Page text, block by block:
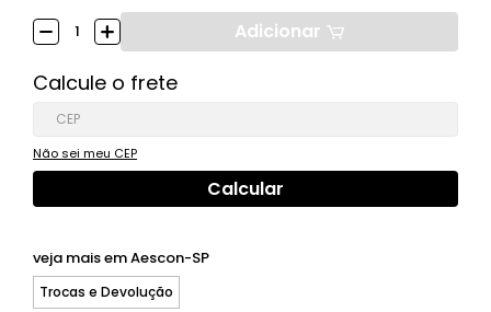
Adicionar
Calcule o frete
Não sei meu CEP
veja mais emAescon-SP
Trocas e Devolução